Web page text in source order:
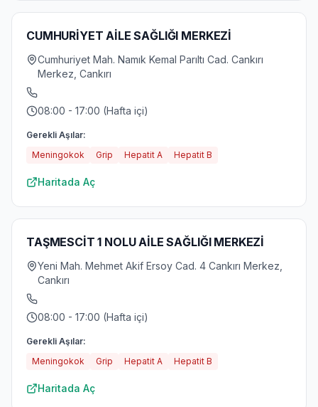
CUMHURİYET AİLE SAĞLIĞI MERKEZİ
Cumhuriyet Mah. Namık Kemal Parıltı Cad. Cankırı
Merkez, Cankırı
08:00 - 17:00 (Hafta içi)
Gerekli Aşılar:
Meningokok
Grip Hepatit A Hepatit B
Haritada Aç
TAŞMESCİT 1 NOLU AİLE SAĞLIĞI MERKEZİ
Yeni Mah. Mehmet Akif Ersoy Cad. 4 Cankırı Merkez,
Cankırı
08:00 - 17:00 (Hafta içi)
Gerekli Aşılar:
Meningokok
Grip Hepatit A Hepatit B
Haritada Aç